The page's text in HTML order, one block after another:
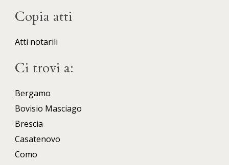
Copia atti
Atti notarili
Ci trovi a:
Bergamo
Bovisio Masciago
Brescia
Casatenovo
Como